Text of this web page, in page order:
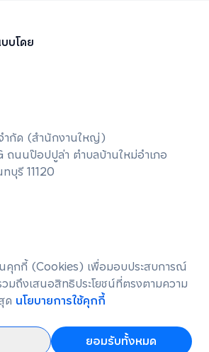
นคุกกี้ (Cookies) เพื่อมอบประสบการณ์
ถึงเสนอสิทธิประโยชน์ที่ตรงตามความ
ด นโยบายการใช้คุกกี้
ยอมรับทั้งหมด
บโดย
ากัด (สํานักงานใหญ่)
ถนนป๊อปปูล่า ตำบลบ้านใหม่อำเภอ
บุรี 11120
ข้อมูลส่วนบุคคล